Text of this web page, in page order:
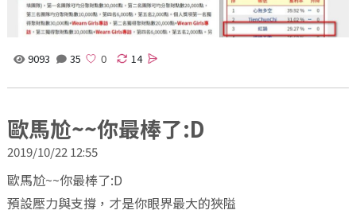
9093 35 14
歐馬尬~~你最棒了:D
2019/10/22 12:55
歐馬尬~~你最棒了:D
預設壓力與支撐，才是你眼界最大的狹隘